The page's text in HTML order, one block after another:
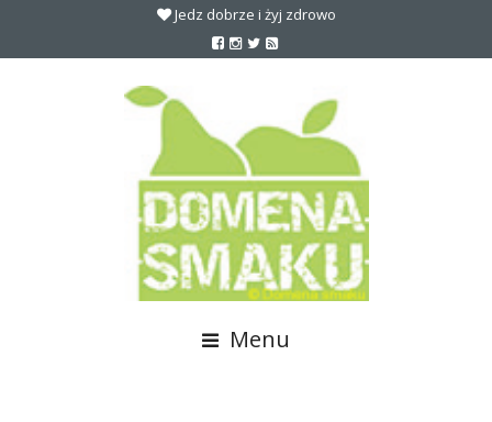
Jedz dobrze i żyj zdrowo
Menu